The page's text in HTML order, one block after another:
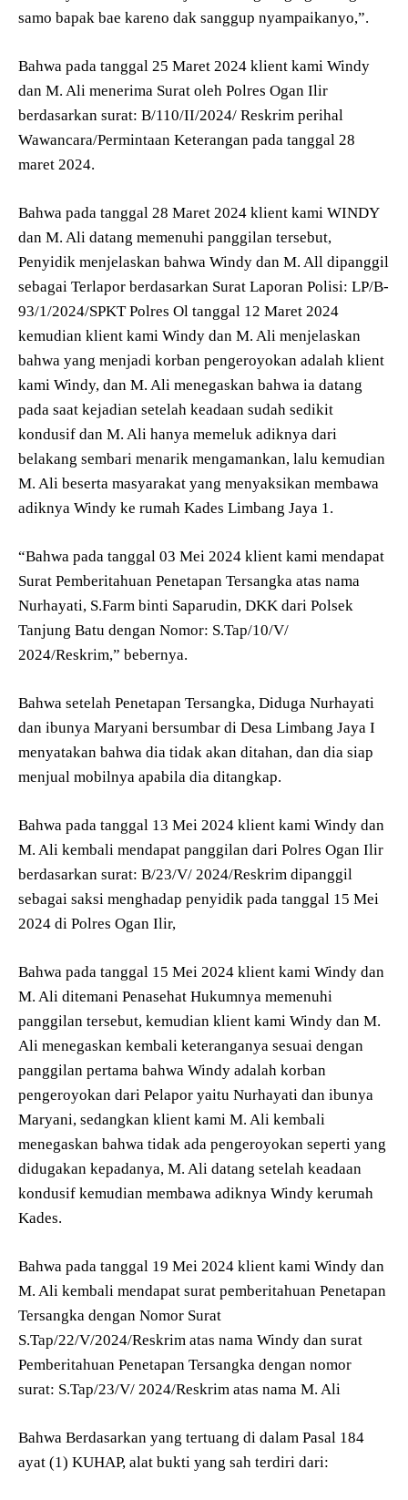
samo bapak bae kareno dak sanggup nyampaikanyo,”.
Bahwa pada tanggal 25 Maret 2024 klient kami Windy
dan M. Ali menerima Surat oleh Polres Ogan Ilir
berdasarkan surat: B/110/II/2024/ Reskrim perihal
Wawancara/Permintaan Keterangan pada tanggal 28
maret 2024.
Bahwa pada tanggal 28 Maret 2024 klient kami WINDY
dan M. Ali datang memenuhi panggilan tersebut,
Penyidik menjelaskan bahwa Windy dan M. All dipanggil
sebagai Terlapor berdasarkan Surat Laporan Polisi: LP/B-
93/1/2024/SPKT Polres Ol tanggal 12 Maret 2024
kemudian klient kami Windy dan M. Ali menjelaskan
bahwa yang menjadi korban pengeroyokan adalah klient
kami Windy, dan M. Ali menegaskan bahwa ia datang
pada saat kejadian setelah keadaan sudah sedikit
kondusif dan M. Ali hanya memeluk adiknya dari
belakang sembari menarik mengamankan, lalu kemudian
M. Ali beserta masyarakat yang menyaksikan membawa
adiknya Windy ke rumah Kades Limbang Jaya 1.
“Bahwa pada tanggal 03 Mei 2024 klient kami mendapat
Surat Pemberitahuan Penetapan Tersangka atas nama
Nurhayati, S.Farm binti Saparudin, DKK dari Polsek
Tanjung Batu dengan Nomor: S.Tap/10/V/
2024/Reskrim,” bebernya.
Bahwa setelah Penetapan Tersangka, Diduga Nurhayati
dan ibunya Maryani bersumbar di Desa Limbang Jaya I
menyatakan bahwa dia tidak akan ditahan, dan dia siap
menjual mobilnya apabila dia ditangkap.
Bahwa pada tanggal 13 Mei 2024 klient kami Windy dan
M. Ali kembali mendapat panggilan dari Polres Ogan Ilir
berdasarkan surat: B/23/V/ 2024/Reskrim dipanggil
sebagai saksi menghadap penyidik pada tanggal 15 Mei
2024 di Polres Ogan Ilir,
Bahwa pada tanggal 15 Mei 2024 klient kami Windy dan
M. Ali ditemani Penasehat Hukumnya memenuhi
panggilan tersebut, kemudian klient kami Windy dan M.
Ali menegaskan kembali keteranganya sesuai dengan
panggilan pertama bahwa Windy adalah korban
pengeroyokan dari Pelapor yaitu Nurhayati dan ibunya
Maryani, sedangkan klient kami M. Ali kembali
menegaskan bahwa tidak ada pengeroyokan seperti yang
didugakan kepadanya, M. Ali datang setelah keadaan
kondusif kemudian membawa adiknya Windy kerumah
Kades.
Bahwa pada tanggal 19 Mei 2024 klient kami Windy dan
M. Ali kembali mendapat surat pemberitahuan Penetapan
Tersangka dengan Nomor Surat
S.Tap/22/V/2024/Reskrim atas nama Windy dan surat
Pemberitahuan Penetapan Tersangka dengan nomor
surat: S.Tap/23/V/ 2024/Reskrim atas nama M. Ali
Bahwa Berdasarkan yang tertuang di dalam Pasal 184
ayat (1) KUHAP, alat bukti yang sah terdiri dari: